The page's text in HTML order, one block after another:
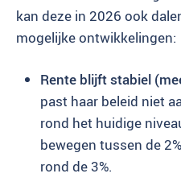
kan deze in 2026 ook
mogelijke ontwikkelingen:
Rente blijft stabiel
past haar beleid niet
rond het huidige
bewegen tussen de
rond de 3%.